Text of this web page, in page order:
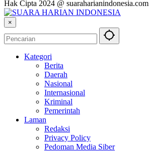
Hak Cipta 2024 @ suaraharianindonesia.com
×
Kategori
Berita
Daerah
Nasional
Internasional
Kriminal
Pemerintah
Laman
Redaksi
Privacy Policy
Pedoman Media Siber